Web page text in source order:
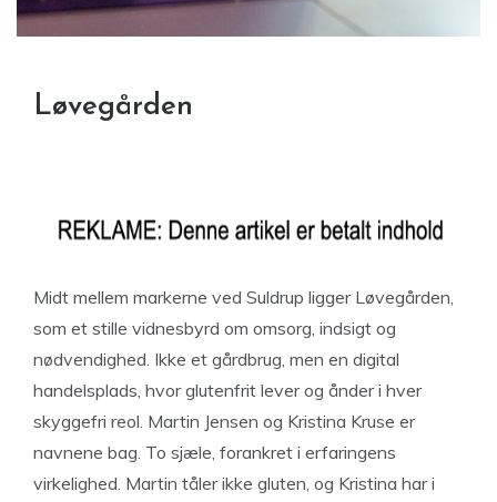
Løvegården
Midt mellem markerne ved Suldrup ligger Løvegården,
som et stille vidnesbyrd om omsorg, indsigt og
nødvendighed. Ikke et gårdbrug, men en digital
handelsplads, hvor glutenfrit lever og ånder i hver
skyggefri reol. Martin Jensen og Kristina Kruse er
navnene bag. To sjæle, forankret i erfaringens
virkelighed. Martin tåler ikke gluten, og Kristina har i